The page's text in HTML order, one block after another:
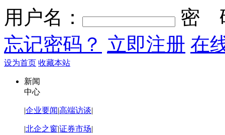
用户名：
密
忘记密码？ 立即注册 在
设为首页 收藏本站
新闻
中心
|企业要闻|高端访谈|
|北企之窗|证券市场|